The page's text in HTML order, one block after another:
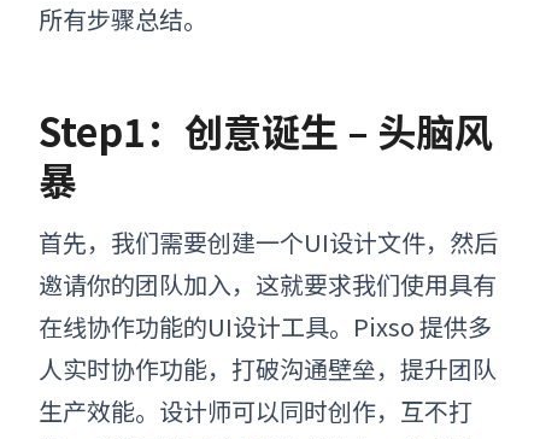
所有步骤总结。
Step1：创意诞生 – 头脑风
暴
首先，我们需要创建一个UI设计文件，然后
邀请你的团队加入，这就要求我们使用具有
在线协作功能的UI设计工具。 Pixso 提供多
人实时协作功能，打破沟通壁垒，提升团队
生产效能。 设计师可以同时创作，互不打